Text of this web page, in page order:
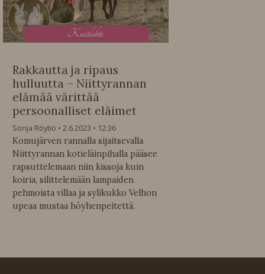
Kesälehti
Rakkautta ja ripaus
hulluutta – Niittyrannan
elämää värittää
persoonalliset eläimet
Sonja Röytiö 2.6.2023
12:36
Komujärven rannalla sijaitsevalla
Niittyrannan kotieläinpihalla pääsee
rapsuttelemaan niin kissoja kuin
koiria, silittelemään lampaiden
pehmoista villaa ja sylikukko Velhon
upeaa mustaa höyhenpeitettä.